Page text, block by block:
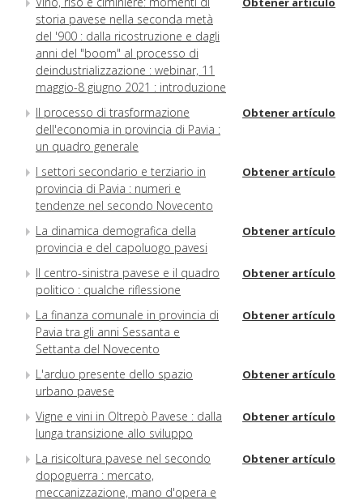
storia pavese nella seconda metà
del '900 : dalla ricostruzione e dagli
anni del "boom" al processo di
deindustrializzazione : webinar, 11
maggio-8 giugno 2021 : introduzione
Il processo di trasformazione
dell'economia in provincia di Pavia :
un quadro generale
Obtener artículo
I settori secondario e terziario in
provincia di Pavia : numeri e
tendenze nel secondo Novecento
Obtener artículo
La dinamica demografica della
provincia e del capoluogo pavesi
Obtener artículo
Il centro-sinistra pavese e il quadro
politico : qualche riflessione
Obtener artículo
La finanza comunale in provincia di
Pavia tra gli anni Sessanta e
Settanta del Novecento
Obtener artículo
L'arduo presente dello spazio
urbano pavese
Obtener artículo
Vigne e vini in Oltrepò Pavese : dalla
lunga transizione allo sviluppo
Obtener artículo
La risicoltura pavese nel secondo
dopoguerra : mercato,
meccanizzazione, mano d'opera e
Obtener artículo